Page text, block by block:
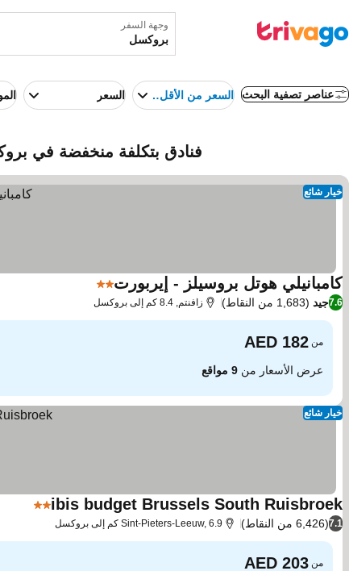
وجهة السفر
عناصر تصفية البحث السعر من الأقل إلى الأعلى
السعر
فنادق بتكلفة منخفضة في
خيار شائع
كامبانيلي هوتل بروسيلز - إيربورت2 عدد النجوم
7.6جيد (1,683 من النقاط) زافنتم, 8.4 كم إلى بروكسل
من
عرض الأسعار من 9 مواقع
خيار شائع
ibis budget Brussels South Ruisbroek2 عدد النجوم
7.1(6,426 من النقاط) Sint-Pieters-Leeuw, 6.9 كم إلى بروكسل
من